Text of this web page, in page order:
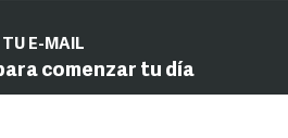
E-MAIL
comenzar tu día